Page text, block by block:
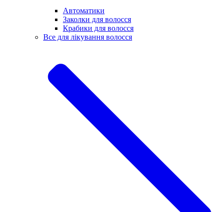
Автоматики
Заколки для волосся
Крабики для волосся
Все для лікування волосся